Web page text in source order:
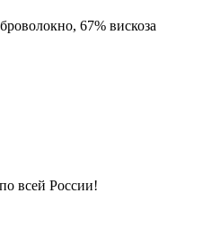
67% вискоза
всей России!